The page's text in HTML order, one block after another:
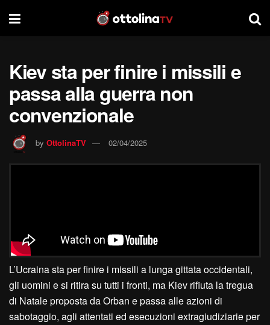
Kiev sta per finire i missili e
passa alla guerra non
convenzionale
by OttolinaTV 02/04/2025
L’Ucraina sta per finire i missili a lunga gittata occidentali,
gli uomini e si ritira su tutti i fronti, ma Kiev rifiuta la tregua
di Natale proposta da Orban e passa alle azioni di
sabotaggio, agli attentati ed esecuzioni extragiudiziarie per